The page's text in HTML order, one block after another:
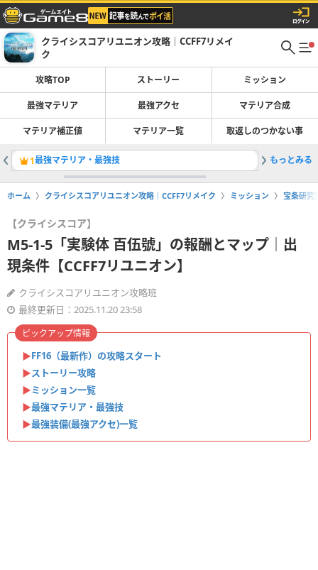
クライシスコアリユニオン攻略｜CCFF7リメイ
ク
攻略TOP ストーリー ミッション
最強マテリア 最強アクセ マテリア合成
マテリア補正値 マテリア一覧 取返しのつかない事
1最強マテリア・最強技 2マテリ
もっとみる
ホーム クライシスコアリユニオン攻略｜CCFF7リメイク ミッション 宝条研究
【クライシスコア】
M5-1-5「実験体 百伍號」の報酬とマップ｜出
現条件【CCFF7リユニオン】
クライシスコアリユニオン攻略班
最終更新日：2025.11.20 23:58
▶︎FF16（最新作）の攻略スタート
▶︎ストーリー攻略
▶︎ミッション一覧
▶︎最強マテリア・最強技
▶︎最強装備(最強アクセ)一覧
ピックアップ情報